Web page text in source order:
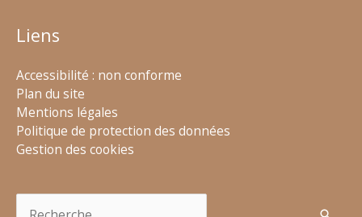
Liens
Accessibilité : non conforme
Plan du site
Mentions légales
Politique de protection des données
Gestion des cookies